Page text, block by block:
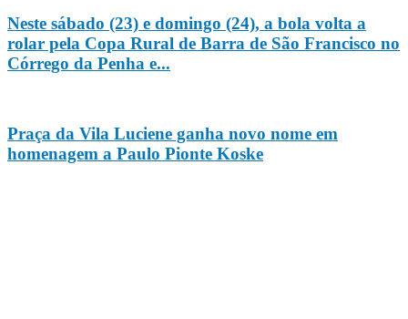
Neste sábado (23) e domingo (24), a bola volta a
rolar pela Copa Rural de Barra de São Francisco no
Córrego da Penha e...
Praça da Vila Luciene ganha novo nome em
homenagem a Paulo Pionte Koske